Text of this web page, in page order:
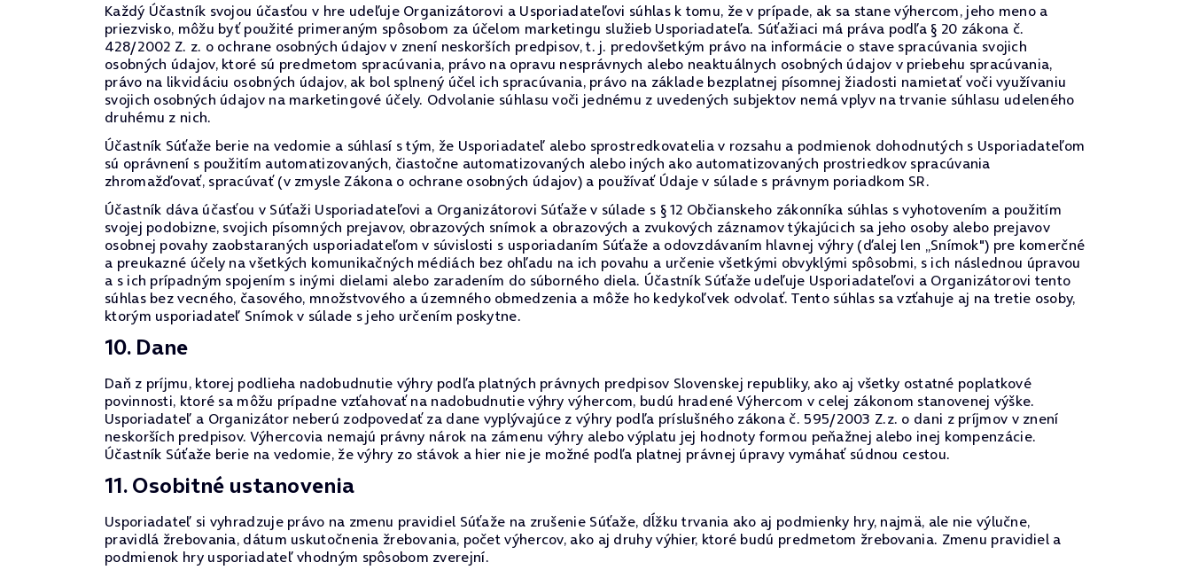
Každý Účastník svojou účasťou v hre udeľuje Organizátorovi a Usporiadateľovi súhlas k tomu, že v prípade, ak sa stane výhercom, jeho meno a
priezvisko, môžu byť použité primeraným spôsobom za účelom marketingu služieb Usporiadateľa. Súťažiaci má práva podľa § 20 zákona č.
428/2002 Z. z. o ochrane osobných údajov v znení neskorších predpisov, t. j. predovšetkým právo na informácie o stave spracúvania svojich
osobných údajov, ktoré sú predmetom spracúvania, právo na opravu nesprávnych alebo neaktuálnych osobných údajov v priebehu spracúvania,
právo na likvidáciu osobných údajov, ak bol splnený účel ich spracúvania, právo na základe bezplatnej písomnej žiadosti namietať voči využívaniu
svojich osobných údajov na marketingové účely. Odvolanie súhlasu voči jednému z uvedených subjektov nemá vplyv na trvanie súhlasu udeleného
druhému z nich.
Účastník Súťaže berie na vedomie a súhlasí s tým, že Usporiadateľ alebo sprostredkovatelia v rozsahu a podmienok dohodnutých s Usporiadateľom
sú oprávnení s použitím automatizovaných, čiastočne automatizovaných alebo iných ako automatizovaných prostriedkov spracúvania
zhromažďovať, spracúvať (v zmysle Zákona o ochrane osobných údajov) a používať Údaje v súlade s právnym poriadkom SR.
Účastník dáva účasťou v Súťaži Usporiadateľovi a Organizátorovi Súťaže v súlade s § 12 Občianskeho zákonníka súhlas s vyhotovením a použitím
svojej podobizne, svojich písomných prejavov, obrazových snímok a obrazových a zvukových záznamov týkajúcich sa jeho osoby alebo prejavov
osobnej povahy zaobstaraných usporiadateľom v súvislosti s usporiadaním Súťaže a odovzdávaním hlavnej výhry (ďalej len „Snímok") pre komerčné
a preukazné účely na všetkých komunikačných médiách bez ohľadu na ich povahu a určenie všetkými obvyklými spôsobmi, s ich následnou úpravou
a s ich prípadným spojením s inými dielami alebo zaradením do súborného diela. Účastník Súťaže udeľuje Usporiadateľovi a Organizátorovi tento
súhlas bez vecného, časového, množstvového a územného obmedzenia a môže ho kedykoľvek odvolať. Tento súhlas sa vzťahuje aj na tretie osoby,
ktorým usporiadateľ Snímok v súlade s jeho určením poskytne.
10. Dane
Daň z príjmu, ktorej podlieha nadobudnutie výhry podľa platných právnych predpisov Slovenskej republiky, ako aj všetky ostatné poplatkové
povinnosti, ktoré sa môžu prípadne vzťahovať na nadobudnutie výhry výhercom, budú hradené Výhercom v celej zákonom stanovenej výške.
Usporiadateľ a Organizátor neberú zodpovedať za dane vyplývajúce z výhry podľa príslušného zákona č. 595/2003 Z.z. o dani z príjmov v znení
neskorších predpisov. Výhercovia nemajú právny nárok na zámenu výhry alebo výplatu jej hodnoty formou peňažnej alebo inej kompenzácie.
Účastník Súťaže berie na vedomie, že výhry zo stávok a hier nie je možné podľa platnej právnej úpravy vymáhať súdnou cestou.
11. Osobitné ustanovenia
Usporiadateľ si vyhradzuje právo na zmenu pravidiel Súťaže na zrušenie Súťaže, dĺžku trvania ako aj podmienky hry, najmä, ale nie výlučne,
pravidlá žrebovania, dátum uskutočnenia žrebovania, počet výhercov, ako aj druhy výhier, ktoré budú predmetom žrebovania. Zmenu pravidiel a
podmienok hry usporiadateľ vhodným spôsobom zverejní.